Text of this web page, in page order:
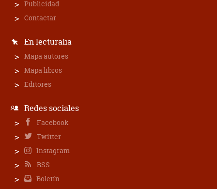
Publicidad
Contactar
En lecturalia
Mapa autores
Mapa libros
Editores
Redes sociales
Facebook
Twitter
Instagram
RSS
Boletín